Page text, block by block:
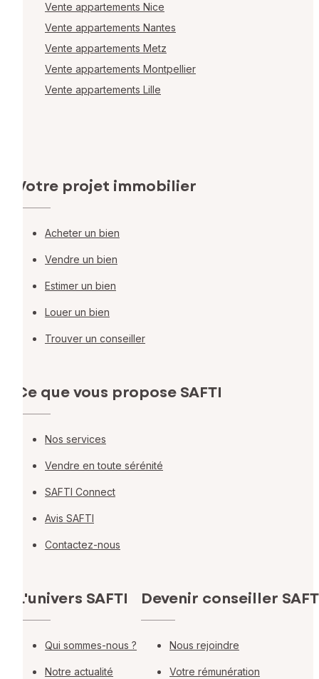
Vente appartements Nice
Vente appartements Nantes
Vente appartements Metz
Vente appartements Montpellier
Vente appartements Lille
Votre projet immobilier
Acheter un bien
Vendre un bien
Estimer un bien
Louer un bien
Trouver un conseiller
Ce que vous propose SAFTI
Nos services
Vendre en toute sérénité
SAFTI Connect
Avis SAFTI
Contactez-nous
L'univers SAFTI
Qui sommes-nous ?
Notre actualité
Devenir conseiller
Nous rejoindre
Votre rémunération